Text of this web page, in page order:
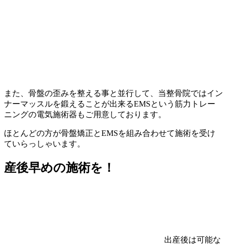
また、骨盤の歪みを整える事と並行して、当整骨院ではイン
ナーマッスルを鍛えることが出来るEMSという筋力トレー
ニングの電気施術器もご用意しております。
ほとんどの方が骨盤矯正とEMSを組み合わせて施術を受け
ていらっしゃいます。
産後早めの施術を！
出産後は可能な